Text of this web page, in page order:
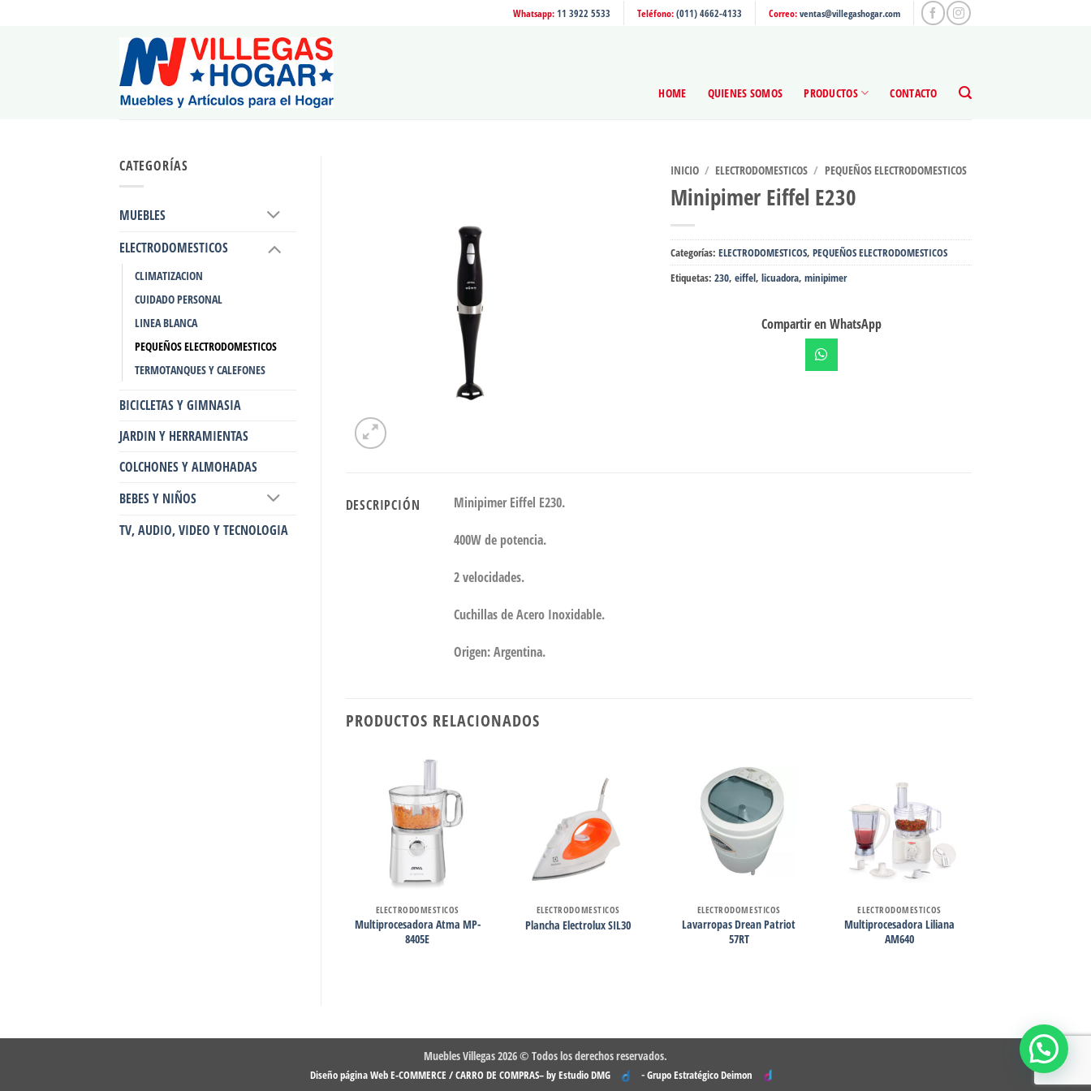
Whatsapp:11 3922 5533 Teléfono:(011) 4662-4133 Correo:ventas@villegashogar.com
HOME QUIENES SOMOS PRODUCTOS CONTACTO
CATEGORÍAS
MUEBLES
ELECTRODOMESTICOS
CLIMATIZACION
CUIDADO PERSONAL
LINEA BLANCA
PEQUEÑOS ELECTRODOMESTICOS
TERMOTANQUES Y CALEFONES
BICICLETAS Y GIMNASIA
JARDIN Y HERRAMIENTAS
COLCHONES Y ALMOHADAS
BEBES Y NIÑOS
TV, AUDIO, VIDEO Y TECNOLOGIA
INICIO / ELECTRODOMESTICOS / PEQUEÑOS ELECTRODOMESTICOS
Minipimer Eiffel E230
Categorías:ELECTRODOMESTICOS,PEQUEÑOS ELECTRODOMESTICOS
Etiquetas:230,eiffel,licuadora,minipimer
Compartir en WhatsApp
DESCRIPCIÓN Minipimer Eiffel E230.
400W de potencia.
2 velocidades.
Cuchillas de Acero Inoxidable.
Origen: Argentina.
PRODUCTOS RELACIONADOS
ELECTRODOMESTICOS
Multiprocesadora Atma MP-
8405E
ELECTRODOMESTICOS
Plancha Electrolux SIL30
ELECTRODOMESTICOS
Lavarropas Drean Patriot
57RT
ELECTRODOMESTICOS
Multiprocesadora Liliana
AM640
Muebles Villegas 2026 © Todos los derechos reservados.
Diseño página Web E-COMMERCE / CARRO DE COMPRAS– by Estudio DMG -Grupo Estratégico Deimon